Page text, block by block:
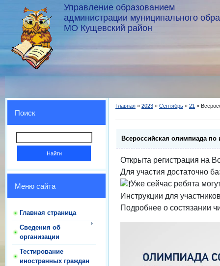
Управление образованием
администрации муниципального
МО Кущевский район
Поиск
Меню сайта
Главная страница
Сведения об
организации
Тестирование
иностранных граждан
Главная » 2023 » Сентябрь » 21 »
Всероссийская олимпиада по
Открыта регистрация на
Для участия достаточно
Уже сейчас ребята
Инструкции для
Подробнее о состязании